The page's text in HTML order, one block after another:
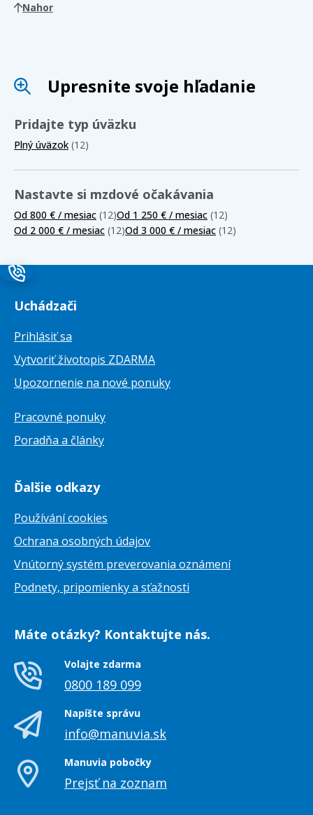
Nahor
Upresnite svoje hľadanie
Pridajte typ úväzku
Plný úväzok (12)
Nastavte si mzdové očakávania
Od 800 € / mesiac (12)Od 1 250 € / mesiac (12)
Od 2 000 € / mesiac (12)Od 3 000 € / mesiac (12)
Uchádzači
Prihlásiť sa
Vytvoriť životopis ZDARMA
Upozornenie na nové ponuky
Pracovné ponuky
Poradňa a články
Ďalšie odkazy
Používání cookies
Ochrana osobných údajov
Vnútorný systém preverovania oznámení
Podnety, pripomienky a sťažnosti
Máte otázky? Kontaktujte nás.
Volajte zdarma
0800 189 099
Napíšte správu
info@manuvia.sk
Manuvia pobočky
Prejsť na zoznam